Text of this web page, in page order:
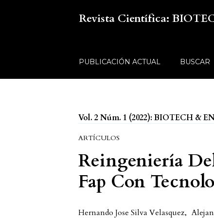
Revista Científica:
PUBLICACIÓN ACTUAL BUSCAR
Vol. 2 Núm. 1 (2022): BIOTECH &
ARTÍCULOS
Reingeniería
Fap Con
Hernando Jose Silva Velasquez,